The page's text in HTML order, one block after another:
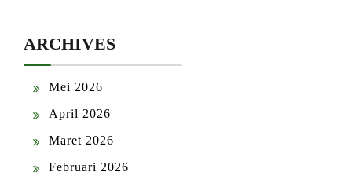
ARCHIVES
Mei 2026
April 2026
Maret 2026
Februari 2026